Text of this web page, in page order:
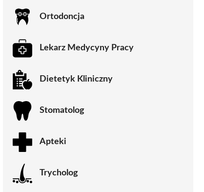
Ortodoncja
Lekarz Medycyny Pracy
Dietetyk Kliniczny
Stomatolog
Apteki
Trycholog